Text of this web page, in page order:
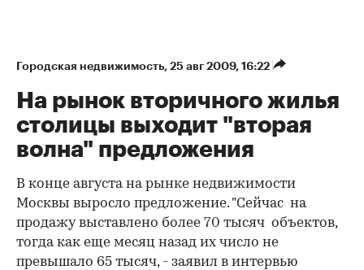
Городская недвижимость⁠, 25 авг 2009, 16:22
На рынок вторичного жилья
столицы выходит "вторая
волна" предложения
В конце августа на рынке недвижимости
Москвы выросло предложение. "Сейчас на
продажу выставлено более 70 тысяч объектов,
тогда как еще месяц назад их число не
превышало 65 тысяч, - заявил в интервью